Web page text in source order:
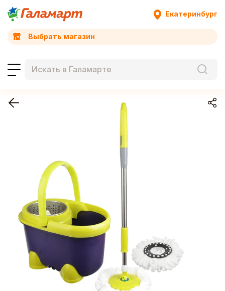
Екатеринбург
Выбрать магазин